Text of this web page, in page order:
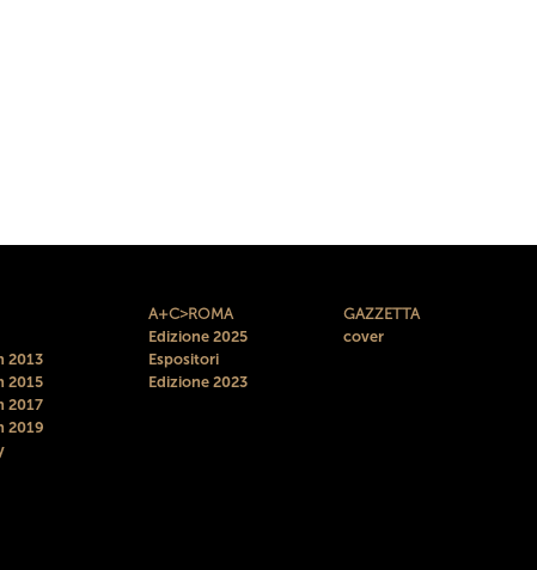
2013
2015
2017
2019
A+C>ROMA
Edizione 2025
Espositori
Edizione 2023
GAZZETTA
cover